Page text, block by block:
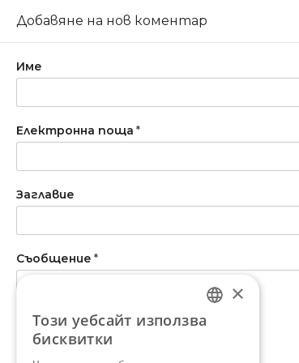
Добавяне на нов коментар
Име
Електронна поща *
Заглавие
Съобщение *
BULGARIAN
×
Този уебсайт използва
бисквитки